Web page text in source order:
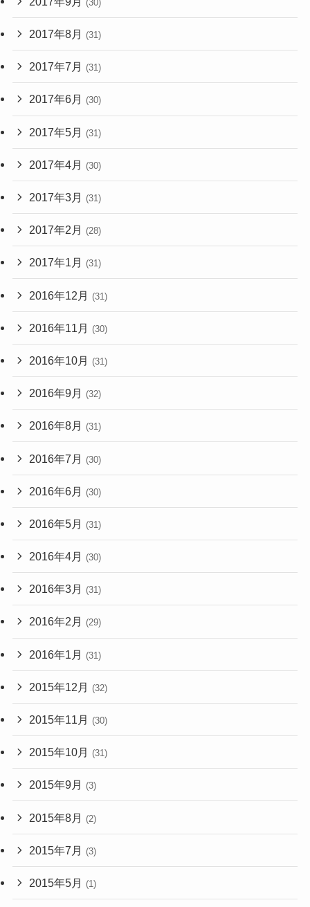
(30)
2017年8月 (31)
2017年7月 (31)
2017年6月 (30)
2017年5月 (31)
2017年4月 (30)
2017年3月 (31)
2017年2月 (28)
2017年1月 (31)
2016年12月 (31)
2016年11月 (30)
2016年10月 (31)
2016年9月 (32)
2016年8月 (31)
2016年7月 (30)
2016年6月 (30)
2016年5月 (31)
2016年4月 (30)
2016年3月 (31)
2016年2月 (29)
2016年1月 (31)
2015年12月 (32)
2015年11月 (30)
2015年10月 (31)
2015年9月 (3)
2015年8月 (2)
2015年7月 (3)
2015年5月 (1)